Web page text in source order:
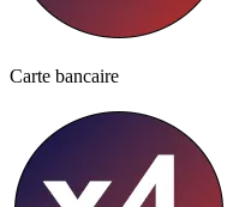
Carte bancaire